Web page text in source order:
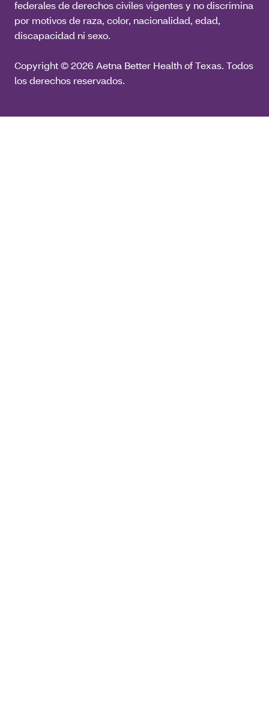
federales de derechos civiles vigentes y no discrimina
por motivos de raza, color, nacionalidad, edad,
discapacidad ni sexo.
Copyright © 2026 Aetna Better Health of Texas. Todos
los derechos reservados.